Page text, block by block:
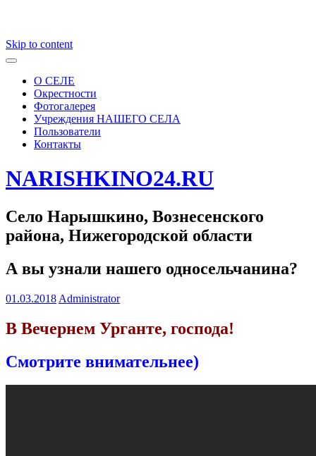
Skip to content
О СЕЛЕ
Окрестности
Фотогалерея
Учреждения НАШЕГО СЕЛА
Пользователи
Контакты
NARISHKINO24.RU
Село Нарышкино, Вознесенского
района, Нижегородской области
А вы узнали нашего односельчанина?
01.03.2018 Administrator
В Вечернем Урганте, господа!
Смотрите внимательнее)